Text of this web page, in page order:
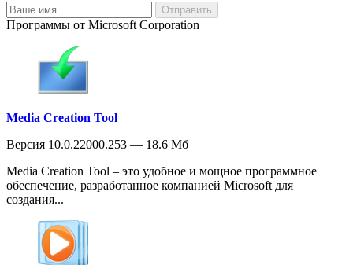
Программы от Microsoft Corporation
Media Creation Tool
Версия 10.0.22000.253 — 18.6 Мб
Media Creation Tool – это удобное и мощное программное
обеспечение, разработанное компанией Microsoft для
создания...